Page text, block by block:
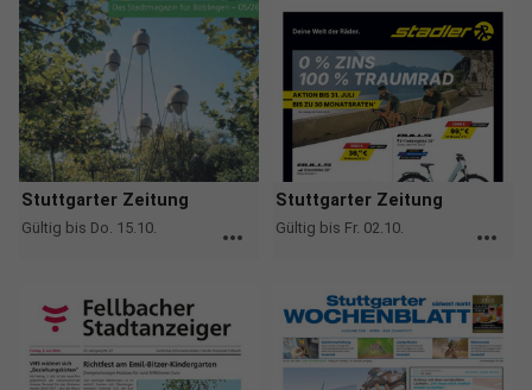
Stuttgarter Zeitung
Gültig bis Do. 15.10. more_horiz
Stuttgarter Zeitung
Gültig bis Fr. 02.10. more_horiz